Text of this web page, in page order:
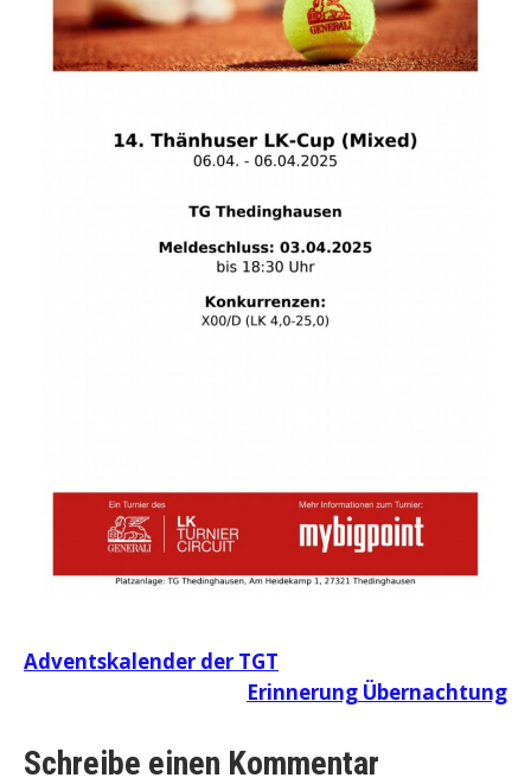
Beitragsnavigation
Adventskalender der TGT
Erinnerung Übernachtung
Schreibe einen Kommentar